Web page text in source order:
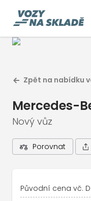
Zpět na nabídku
Mercedes-
Nový vůz
Porovnat
Původní cena vč.